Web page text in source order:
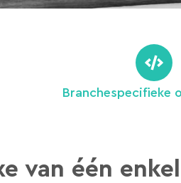
Branchespecifieke
van één enkel